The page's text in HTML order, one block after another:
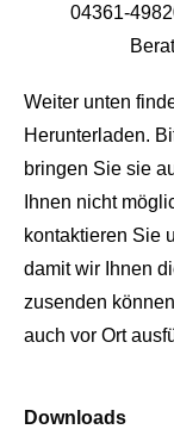
04361-
Weiter unten
Herunterladen.
bringen Sie sie
Ihnen nicht
kontaktieren Sie
damit wir Ihnen
zusenden
auch vor Ort
Downloads